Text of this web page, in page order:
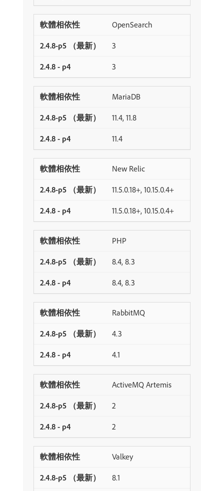
OpenSearch
3
3
MariaDB
11.4, 11.8
11.4
New Relic
11.5.0.18+, 10.15.0.4+
11.5.0.18+, 10.15.0.4+
PHP
8.4, 8.3
8.4, 8.3
RabbitMQ
4.3
4.1
ActiveMQ Artemis
2
2
Valkey
8.1